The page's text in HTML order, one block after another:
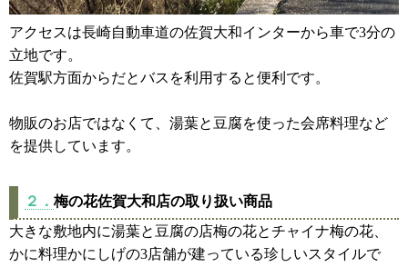
アクセスは長崎自動車道の佐賀大和インターから車で3分の
立地です。
佐賀駅方面からだとバスを利用すると便利です。
物販のお店ではなくて、湯葉と豆腐を使った会席料理など
を提供しています。
２． 梅の花佐賀大和店の取り扱い商品
大きな敷地内に湯葉と豆腐の店梅の花とチャイナ梅の花、
かに料理かにしげの3店舗が建っている珍しいスタイルで